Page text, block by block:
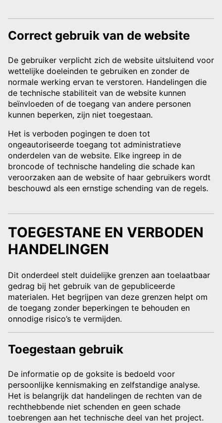
Correct gebruik van de website
De gebruiker verplicht zich de website uitsluitend voor
wettelijke doeleinden te gebruiken en zonder de
normale werking ervan te verstoren. Handelingen die
de technische stabiliteit van de website kunnen
beïnvloeden of de toegang van andere personen
kunnen beperken, zijn niet toegestaan.
Het is verboden pogingen te doen tot
ongeautoriseerde toegang tot administratieve
onderdelen van de website. Elke ingreep in de
broncode of technische handeling die schade kan
veroorzaken aan de website of haar gebruikers wordt
beschouwd als een ernstige schending van de regels.
TOEGESTANE EN VERBODEN
HANDELINGEN
Dit onderdeel stelt duidelijke grenzen aan toelaatbaar
gedrag bij het gebruik van de gepubliceerde
materialen. Het begrijpen van deze grenzen helpt om
de toegang zonder beperkingen te behouden en
onnodige risico’s te vermijden.
Toegestaan gebruik
De informatie op de goksite is bedoeld voor
persoonlijke kennismaking en zelfstandige analyse.
Het is belangrijk dat handelingen de rechten van de
rechthebbende niet schenden en geen schade
toebrengen aan het technische deel van het project.